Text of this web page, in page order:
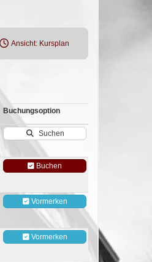
Ansicht: Kursplan
Buchungsoption
Suchen
Buchen
Vormerken
Vormerken